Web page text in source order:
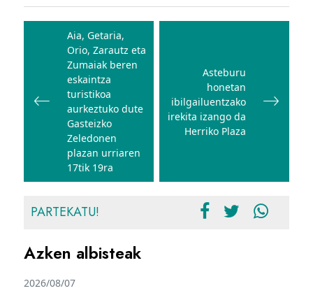
Bidalketetan
zehar
nabigatu
Aia, Getaria,
Orio, Zarautz eta
Zumaiak beren
eskaintza
turistikoa
aurkeztuko dute
Gasteizko
Zeledonen
plazan urriaren
17tik 19ra
Asteburu
honetan
ibilgailuentzako
irekita izango da
Herriko Plaza
PARTEKATU!
Azken albisteak
2026/08/07